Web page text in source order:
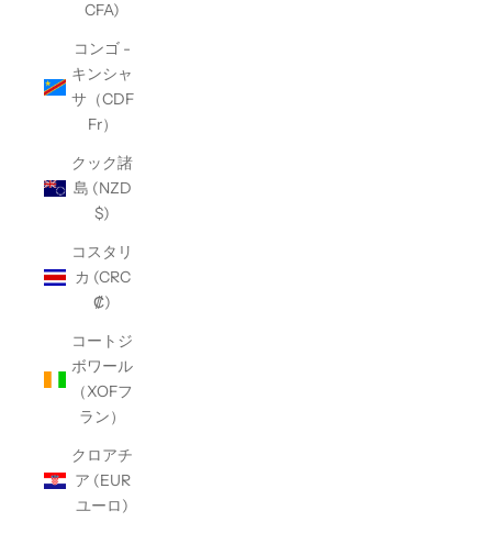
CFA)
コンゴ -
キンシャ
サ（CDF
Fr）
クック諸
島 (NZD
$)
コスタリ
カ (CRC
₡)
コートジ
ボワール
（XOFフ
ラン）
クロアチ
ア (EUR
ユーロ)